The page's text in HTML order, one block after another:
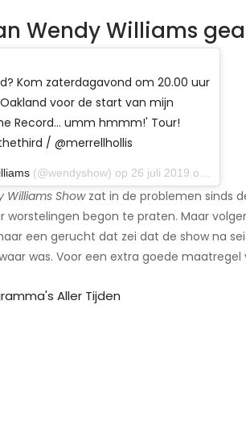
Wendy Williams
Kom zaterdagavond om 20.00 uur
voor de start van mijn
Record… umm hmmm!' Tour!​​​‍
/ @merrellhollis
(@wendyshow) op 26 juli 2019 om 8:36 uur PDT
Williams Showzat in de problemen sinds
worstelingen begon te praten. Maar
een gerucht dat zei dat de show na
was. Voor een extra goede maatregel
Aller Tijden